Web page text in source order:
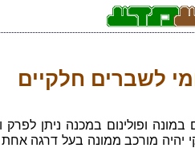
לשברים חלקיים
במונה ופולינום במכנה ניתן לפרק
יהיה מורכב ממונה בעל דרגה